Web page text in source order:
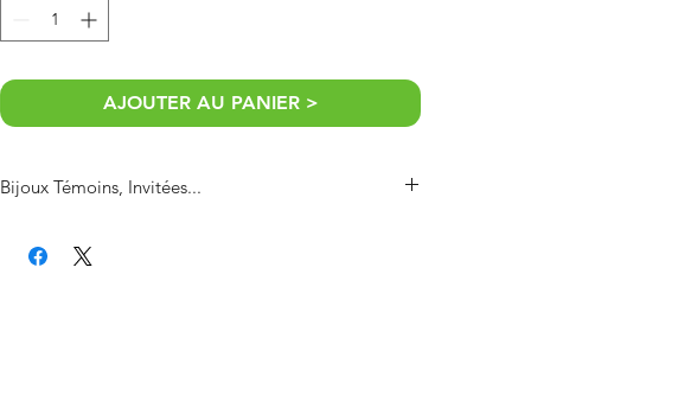
AJOUTER AU PANIER >
Bijoux Témoins, Invitées...
mariage avec ce bracelet de témoin personnalisé pour